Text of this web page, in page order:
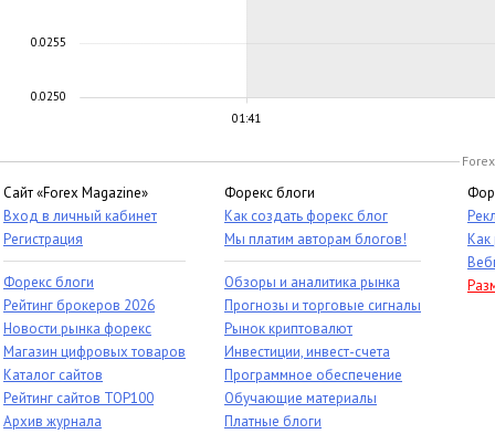
01:41
0.0250
0.0255
Сайт «Forex Magazine»
Вход в личный кабинет
Регистрация
Форекс блоги
Рейтинг брокеров 2026
Новости рынка форекс
Магазин цифровых товаров
Каталог сайтов
Рейтинг сайтов TOP100
Архив журнала
Форекс блоги
Как создать форекс блог
Мы платим авторам блогов!
Обзоры и аналитика рынка
Прогнозы и торговые сигналы
Рынок криптовалют
Инвестиции, инвест-счета
Программное обеспечение
Обучающие материалы
Платные блоги
Как